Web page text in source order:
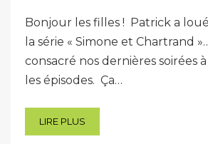
Bonjour les filles ! Patrick a
la série « Simone et Chartrand
consacré nos dernières soirées
les épisodes. Ça…
LIRE PLUS